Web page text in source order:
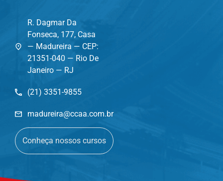
R. Dagmar Da
Fonseca, 177, Casa
— Madureira — CEP:
21351-040 — Rio De
Janeiro — RJ
(21) 3351-9855
madureira@ccaa.com.br
Conheça nossos cursos